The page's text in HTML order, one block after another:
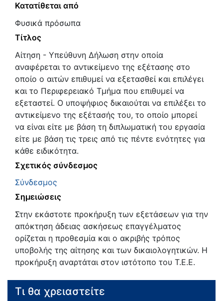
Κατατίθεται από
Φυσικά πρόσωπα
Τίτλος
Αίτηση - Υπεύθυνη Δήλωση στην οποία
αναφέρεται το αντικείμενο της εξέτασης στο
οποίο ο αιτών επιθυμεί να εξετασθεί και επιλέγει
και το Περιφερειακό Τμήμα που επιθυμεί να
εξεταστεί. Ο υποψήφιος δικαιούται να επιλέξει το
αντικείμενο της εξέτασής του, το οποίο μπορεί
να είναι είτε με βάση τη διπλωματική του εργασία
είτε με βάση τις τρεις από τις πέντε ενότητες για
κάθε ειδικότητα.
Σχετικός σύνδεσμος
Σύνδεσμος
Σημειώσεις
Στην εκάστοτε προκήρυξη των εξετάσεων για την
απόκτηση άδειας ασκήσεως επαγγέλματος
ορίζεται η προθεσμία και ο ακριβής τρόπος
υποβολής της αίτησης και των δικαιολογητικών. Η
προκήρυξη αναρτάται στον ιστότοπο του Τ.Ε.Ε.
Τι θα χρειαστείτε